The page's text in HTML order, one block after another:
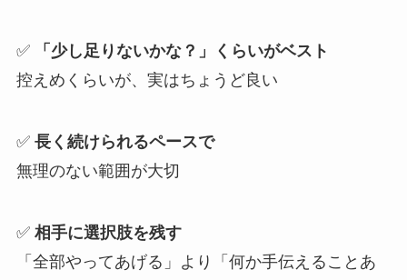
✅
「少し足りないかな？」くらいがベスト
控えめくらいが、実はちょうど良い
✅ 長く続けられるペースで
無理のない範囲が大切
✅ 相手に選択肢を残す
「全部やってあげる」より「何か手伝えることあ